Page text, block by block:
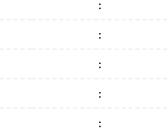
:
:
:
:
: